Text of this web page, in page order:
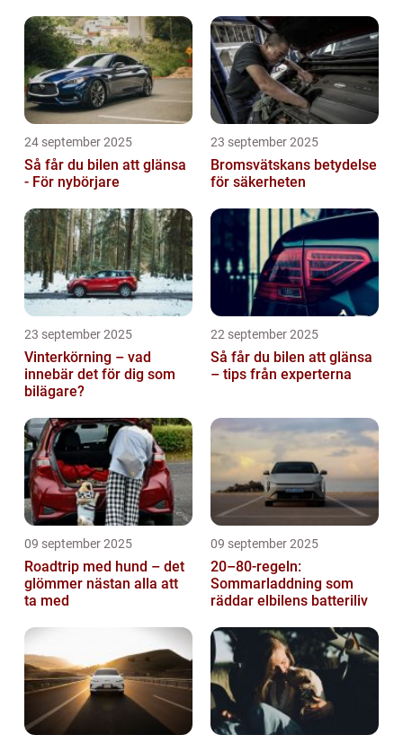
24 september 2025
Så får du bilen att glänsa
- För nybörjare
23 september 2025
Bromsvätskans betydelse
för säkerheten
23 september 2025
Vinterkörning – vad
innebär det för dig som
bilägare?
22 september 2025
Så får du bilen att glänsa
– tips från experterna
09 september 2025
Roadtrip med hund – det
glömmer nästan alla att
ta med
09 september 2025
20–80-regeln:
Sommarladdning som
räddar elbilens batteriliv